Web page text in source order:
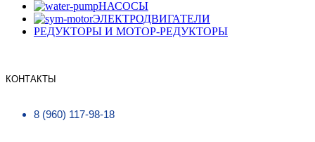
НАСОСЫ
ЭЛЕКТРОДВИГАТЕЛИ
РЕДУКТОРЫ И МОТОР-РЕДУКТОРЫ
КОНТАКТЫ
8 (960) 117-98-18